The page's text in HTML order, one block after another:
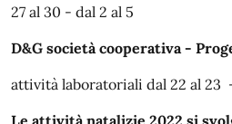
27 al 30 - dal 2 al 5
D&G società cooperativa-
attività laboratoriali dal 22 al 23
Le attività natalizie 2022 si